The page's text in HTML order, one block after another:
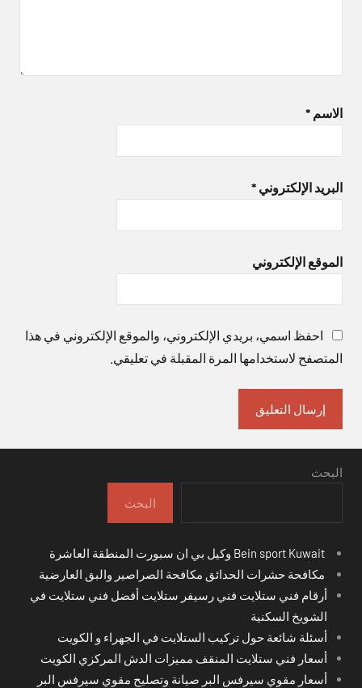
الاسم *
البريد الإلكتروني *
الموقع الإلكتروني
احفظ اسمي، بريدي الإلكتروني، والموقع الإلكتروني في هذا
المتصفح لاستخدامها المرة المقبلة في تعليقي.
البحث
البحث
مكافحة حشرات الحدائق مكافحة الصراصير والبق العارضية
أرقام فني ستلايت فني رسيفر ستلايت أفضل فني ستلايت في
الشويخ السكنية
أسئلة شائعة حول تركيب الستلايت في الجهراء و الكويت
أسعار فني ستلايت المنقف مميزات الدش المركزي الكويت
أسعار مقوي سيرفس البر صيانة وتصليح مقوي سيرفس البر